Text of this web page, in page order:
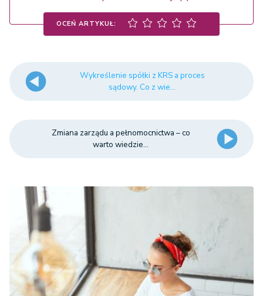
OCEŃ ARTYKUŁ:
Wykreślenie spółki z KRS a proces
sądowy. Co z wie...
Zmiana zarządu a pełnomocnictwa – co
warto wiedzie...